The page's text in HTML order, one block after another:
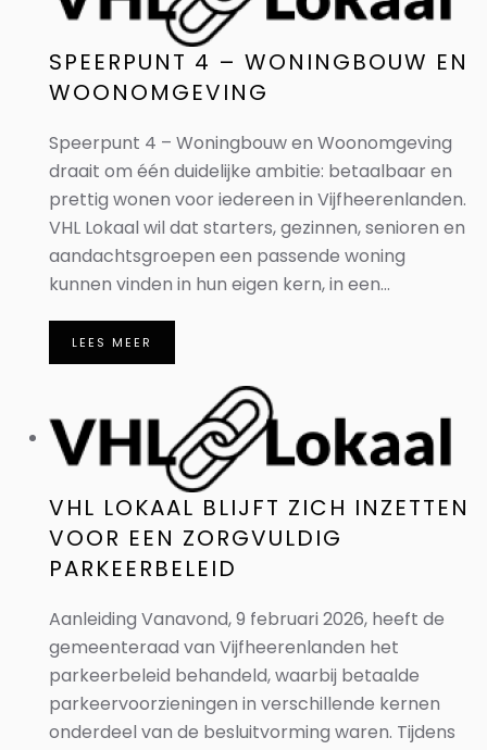
SPEERPUNT 4 – WONINGBOUW EN
WOONOMGEVING
Speerpunt 4 – Woningbouw en Woonomgeving
draait om één duidelijke ambitie: betaalbaar en
prettig wonen voor iedereen in Vijfheerenlanden.
VHL Lokaal wil dat starters, gezinnen, senioren en
aandachtsgroepen een passende woning
kunnen vinden in hun eigen kern, in een...
LEES MEER
VHL LOKAAL BLIJFT ZICH INZETTEN
VOOR EEN ZORGVULDIG
PARKEERBELEID
Aanleiding Vanavond, 9 februari 2026, heeft de
gemeenteraad van Vijfheerenlanden het
parkeerbeleid behandeld, waarbij betaalde
parkeervoorzieningen in verschillende kernen
onderdeel van de besluitvorming waren. Tijdens